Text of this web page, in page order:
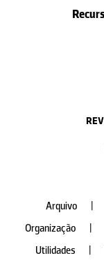
Arquivo
Organização
Utilidades